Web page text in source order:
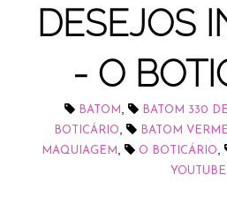
DESEJOS
- O
BATOM
BATOM 330
BOTICÁRIO
BATOM
MAQUIAGEM O BOTICÁRIO
YOUTUBE